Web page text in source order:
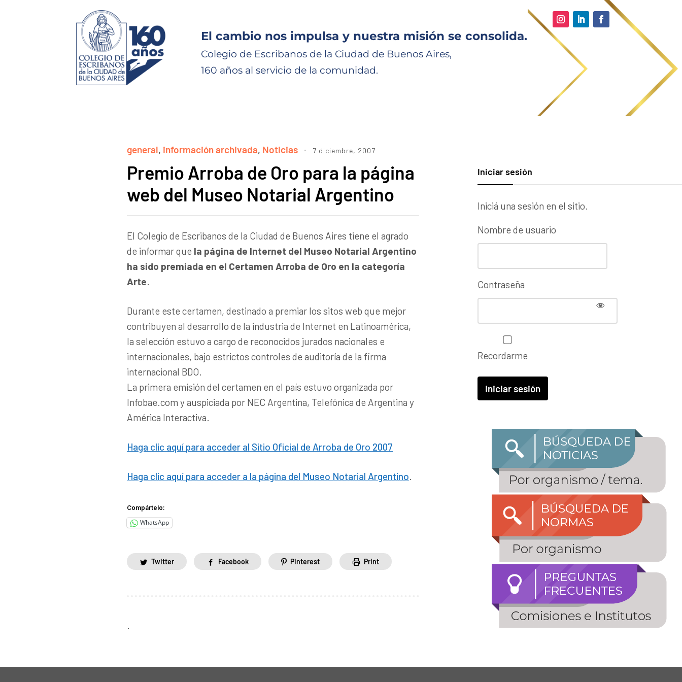
El cambio nos impulsa y nuestra misión se consolida.
Colegio de Escribanos de la Ciudad de Buenos Aires,
160 años al servicio de la comunidad.
general, información archivada, Noticias 7 diciembre, 2007
Premio Arroba de Oro para la página
web del Museo Notarial Argentino
El Colegio de Escribanos de la Ciudad de Buenos Aires tiene el agrado
de informar que la página de Internet del Museo Notarial Argentino
ha sido premiada en el Certamen Arroba de Oro en la categoría
Arte.
Durante este certamen, destinado a premiar los sitos web que mejor
contribuyen al desarrollo de la industria de Internet en Latinoamérica,
la selección estuvo a cargo de reconocidos jurados nacionales e
internacionales, bajo estrictos controles de auditoría de la firma
internacional BDO.
La primera emisión del certamen en el país estuvo organizada por
Infobae.com y auspiciada por NEC Argentina, Telefónica de Argentina y
América Interactiva.
Haga clic aquí para acceder al Sitio Oficial de Arroba de Oro 2007
Haga clic aquí para acceder a la página del Museo Notarial Argentino.
Compártelo:
WhatsApp
Twitter Facebook Pinterest Print
.
Iniciar sesión
Iniciá una sesión en el sitio.
Nombre de usuario
Contraseña
Recordarme